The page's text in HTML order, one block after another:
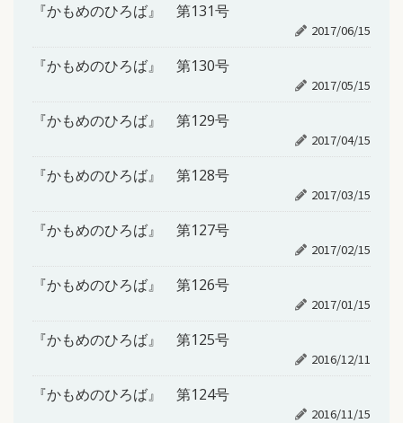
『かもめのひろば』 第131号
2017/06/15
『かもめのひろば』 第130号
2017/05/15
『かもめのひろば』 第129号
2017/04/15
『かもめのひろば』 第128号
2017/03/15
『かもめのひろば』 第127号
2017/02/15
『かもめのひろば』 第126号
2017/01/15
『かもめのひろば』 第125号
2016/12/11
『かもめのひろば』 第124号
2016/11/15